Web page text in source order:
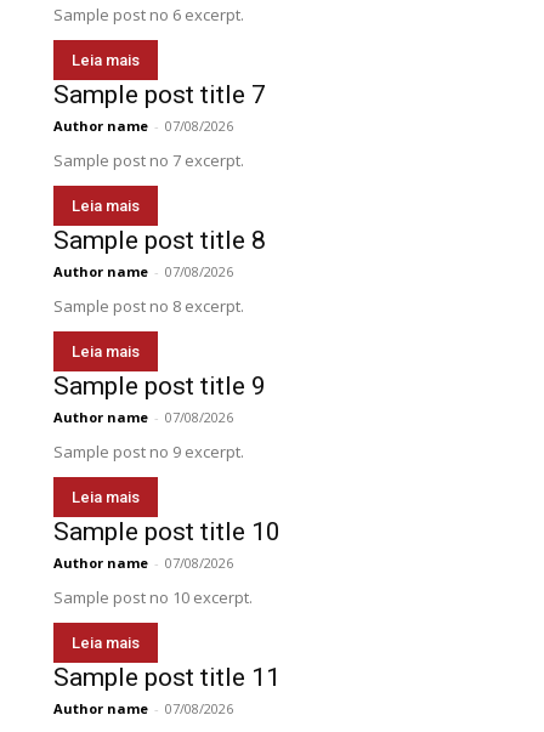
Sample post no 6 excerpt.
Leia mais
Sample post title 7
Author name - 07/08/2026
Sample post no 7 excerpt.
Leia mais
Sample post title 8
Author name - 07/08/2026
Sample post no 8 excerpt.
Leia mais
Sample post title 9
Author name - 07/08/2026
Sample post no 9 excerpt.
Leia mais
Sample post title 10
Author name - 07/08/2026
Sample post no 10 excerpt.
Leia mais
Sample post title 11
Author name - 07/08/2026